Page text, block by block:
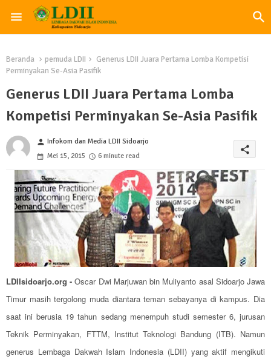
Beranda pemuda LDII
Generus LDII Juara Pertama Lomba Kompetisi
Perminyakan Se-Asia Pasifik
Generus LDII Juara Pertama Lomba
Kompetisi Perminyakan Se-Asia Pasifik
person Infokom dan Media LDII Sidoarjo
Mei 15, 2015
6 minute read
share
LDIIsidoarjo.org -Oscar Dwi Marjuwan bin Muliyanto asal Sidoarjo Jawa
Timur masih tergolong muda diantara teman sebayanya di kampus. Dia
saat ini berusia 19 tahun sedang menempuh studi semester 6, jurusan
Teknik Perminyakan, FTTM, Institut Teknologi Bandung (ITB). Namun
generus Lembaga Dakwah Islam Indonesia (LDII) yang aktif mengikuti